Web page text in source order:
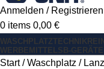
Anmelden / Registrieren
0 items 0,00 €
WASCHPLATZTECHNIK
WERBEMITTEL SB-GERÄTE
Start Waschplatz